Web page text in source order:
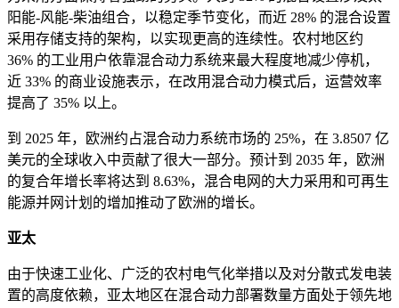
阳能-风能-柴油组合，以稳定季节变化，而近 28% 的混合设置
采用存储支持的架构，以实现更高的连续性。农村地区约
36% 的工业用户依靠混合动力系统来最大程度地减少停机，
近 33% 的商业设施表示，在改用混合动力模式后，运营效率
提高了 35% 以上。
到 2025 年，欧洲约占混合动力系统市场的 25%，在 3.8507 亿
美元的全球收入中贡献了很大一部分。预计到 2035 年，欧洲
的复合年增长率将达到 8.63%，混合电网的大力采用和可再生
能源并网计划的增加推动了欧洲的增长。
亚太
由于快速工业化、广泛的农村电气化举措以及对分散式发电装
置的高度依赖，亚太地区在混合动力部署数量方面处于领先地